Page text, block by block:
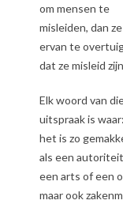
om mensen te
misleiden, dan ze
ervan te
dat ze misleid
Elk woord van
uitspraak is waar:
het is zo
als een
een arts of een
maar ook